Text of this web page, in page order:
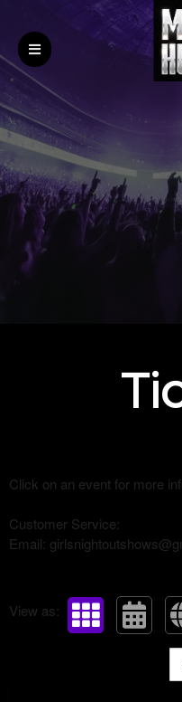
Click on an event for more
Customer Service:
Email:
View as: